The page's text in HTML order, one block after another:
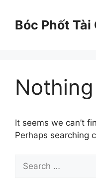
contentBóc Phốt Tài
It seems we can’t
Perhaps searching
for: